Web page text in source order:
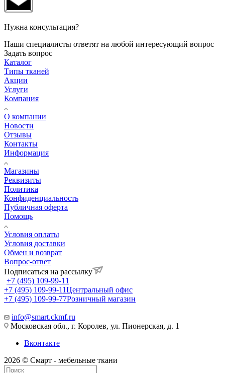
Нужна консультация?
Наши специалисты ответят на любой интересующий вопрос
Задать вопрос
Каталог
Типы тканей
Акции
Услуги
Компания
О компании
Новости
Отзывы
Контакты
Информация
Магазины
Реквизиты
Политика
Конфиденциальность
Публичная оферта
Помощь
Условия оплаты
Условия доставки
Обмен и возврат
Вопрос-ответ
Подписаться на рассылку
+7 (495) 109-99-11
+7 (495) 109-99-11Центральный офис
+7 (495) 109-99-77Розничный магазин
info@smart.ckmf.ru
Московская обл., г. Королев, ул. Пионерская, д. 1
Вконтакте
2026 © Смарт - мебельные ткани